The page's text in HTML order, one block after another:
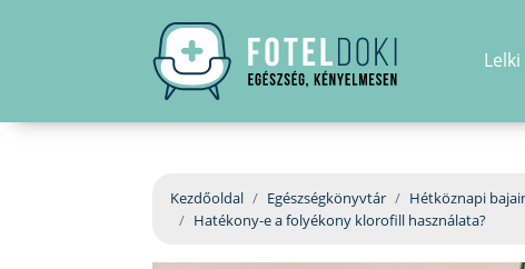
Kezdőoldal Egészségkönyvtár Hétköznapi
Hatékony-e a folyékony klorofill használata?